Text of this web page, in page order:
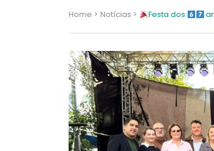
Home > Notícias > Festa dos